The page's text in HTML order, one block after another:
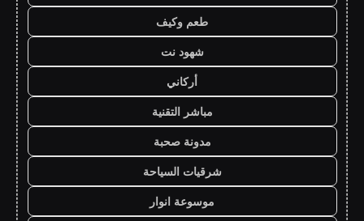
طعم وكيف
شهود نت
أركاني
مباشر التقنية
مدونة صحبة
شرقيات السياحة
موسوعة انوار